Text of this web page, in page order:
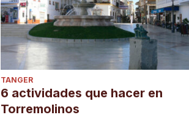
TANGER
6 actividades que hacer en
Torremolinos